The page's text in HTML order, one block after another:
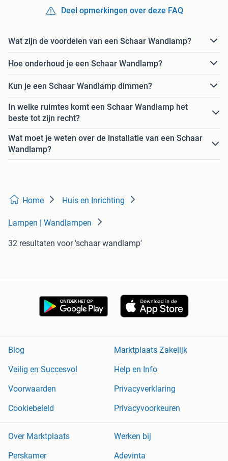
Deel opmerkingen over deze FAQ
Wat zijn de voordelen van een Schaar Wandlamp?
Hoe onderhoud je een Schaar Wandlamp?
Kun je een Schaar Wandlamp dimmen?
In welke ruimtes komt een Schaar Wandlamp het
beste tot zijn recht?
Wat moet je weten over de installatie van een Schaar
Wandlamp?
Home Huis en Inrichting
Lampen | Wandlampen
32 resultaten voor 'schaar wandlamp'
Blog
Marktplaats Zakelijk
Veilig en Succesvol
Help en Info
Voorwaarden
Privacyverklaring
Cookiebeleid
Privacyvoorkeuren
Over Marktplaats
Werken bij
Perskamer
Adevinta